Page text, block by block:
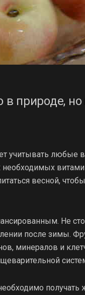
в природе,
учитывать любые
необходимых
весной, чтобы
Не
после зимы.
минералов и